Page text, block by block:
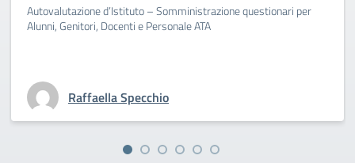
Autovalutazione d’Istituto – Somministrazione questionari per
Alunni, Genitori, Docenti e Personale ATA
Raffaella Specchio